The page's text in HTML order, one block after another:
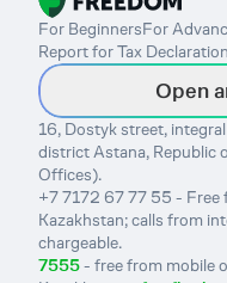
For BeginnersFor
Report for Tax Declaration
Open
16, Dostyk street,
district Astana, Republic
Offices).
+7 7172 67 77 55 - Free
Kazakhstan; calls from
chargeable.
7555- free from mobile